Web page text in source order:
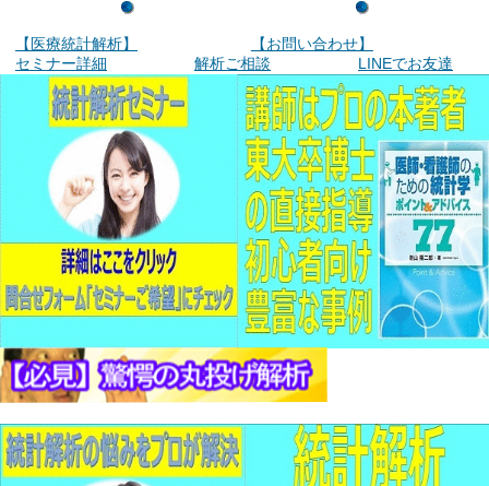
【医療統計解析】
【お問い合わせ】
セミナー詳細
解析ご相談 LINEでお友達